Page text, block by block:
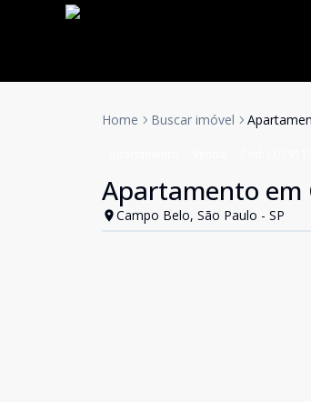
Home Buscar imóvel
Apartamento em
Campo Belo, São Paulo - SP